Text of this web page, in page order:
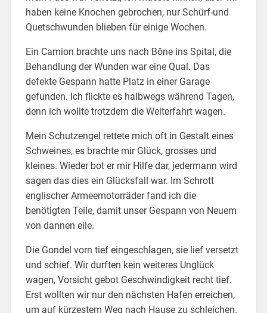
haben keine Knochen gebrochen, nur Schürf-und
Quetschwunden blieben für einige Wochen.
Ein Camion brachte uns nach Bône ins Spital, die
Behandlung der Wunden war eine Qual. Das
defekte Gespann hatte Platz in einer Garage
gefunden. Ich flickte es halbwegs während Tagen,
denn ich wollte trotzdem die Weiterfahrt wagen.
Mein Schutzengel rettete mich oft in Gestalt eines
Schweines, es brachte mir Glück, grosses und
kleines. Wieder bot er mir Hilfe dar, jedermann wird
sagen das dies ein Glücksfall war. Im Schrott
englischer Armeemotorräder fand ich die
benötigten Teile, damit unser Gespann von Neuem
von dannen eile.
Die Gondel vorn tief eingeschlagen, sie lief versetzt
und schief. Wir durften kein weiteres Unglück
wagen, Vorsicht gebot Geschwindigkeit recht tief.
Erst wollten wir nur den nächsten Hafen erreichen,
um auf kürzestem Weg nach Hause zu schleichen.